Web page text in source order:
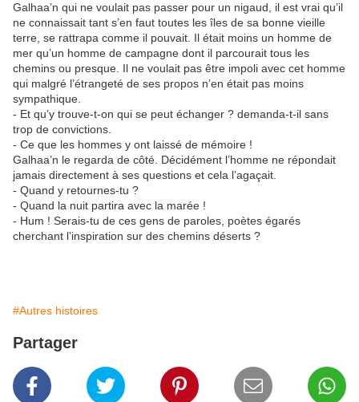
Galhaa’n qui ne voulait pas passer pour un nigaud, il est vrai qu’il
ne connaissait tant s’en faut toutes les îles de sa bonne vieille
terre, se rattrapa comme il pouvait. Il était moins un homme de
mer qu’un homme de campagne dont il parcourait tous les
chemins ou presque. Il ne voulait pas être impoli avec cet homme
qui malgré l’étrangeté de ses propos n’en était pas moins
sympathique.
- Et qu’y trouve-t-on qui se peut échanger ? demanda-t-il sans
trop de convictions.
- Ce que les hommes y ont laissé de mémoire !
Galhaa’n le regarda de côté. Décidément l’homme ne répondait
jamais directement à ses questions et cela l’agaçait.
- Quand y retournes-tu ?
- Quand la nuit partira avec la marée !
- Hum ! Serais-tu de ces gens de paroles, poètes égarés
cherchant l’inspiration sur des chemins déserts ?
#Autres histoires
Partager